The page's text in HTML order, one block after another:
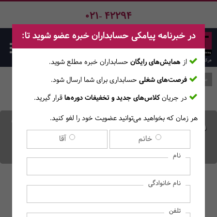
021- 42294
مفروضات حسابداری چیست؟
صفحه اصلی وبلاگ
در خبرنامه پیامکی حسابداران خبره عضو شوید تا:
از همایش‌های رایگان حسابداران خبره مطلع ‎شوید.
فرصت‌های شغلی حسابداری برای شما ارسال شود.
در جریانکلاس‌های جدید و تخفیفات دوره‌هاقرار گیرید.
هر زمان که بخواهید می‌توانید عضویت خود را لغو کنید.
خانم آقا
نام
نام خانوادگی
تلفن